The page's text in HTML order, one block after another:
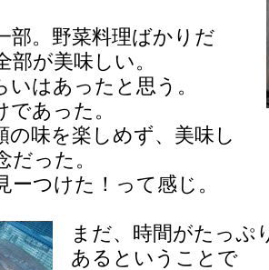
部。野菜料理ばかりだ
部が美味しい。
いはあったと思う。
あった。
の味を楽しめず、美味し
だった。
ーつけた！って感じ。
まだ、時間がたっぷ
あるということで